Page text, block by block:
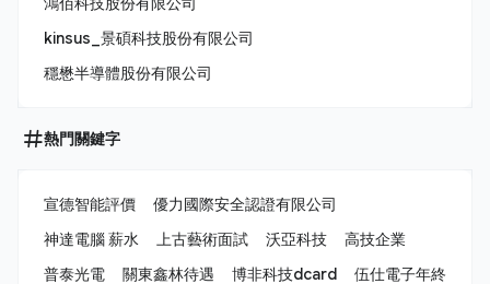
kinsus_景碩科技股份有限公司
穩懋半導體股份有限公司
熱門關鍵字
宣德智能評價
優力國際安全認證有限公司
神達電腦 薪水
上古藝術面試 沃亞科技
高技企業
普泰光電
關東鑫林待遇 博非科技dcard
伍仕電子年終